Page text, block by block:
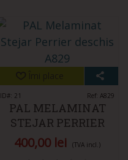
ID#: 21 Ref: A829
PAL MELAMINAT
STEJAR PERRIER
DESCHIS A829
KASTAMONU
400,00 lei (TVA incl.)